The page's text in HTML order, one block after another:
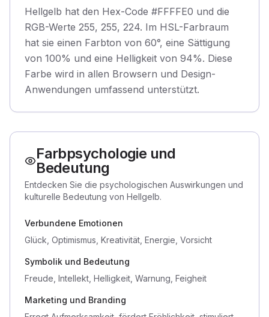
Hellgelb hat den Hex-Code #FFFFE0 und die
RGB-Werte 255, 255, 224. Im HSL-Farbraum
hat sie einen Farbton von 60°, eine Sättigung
von 100% und eine Helligkeit von 94%. Diese
Farbe wird in allen Browsern und Design-
Anwendungen umfassend unterstützt.
Farbpsychologie und
Bedeutung
Entdecken Sie die psychologischen Auswirkungen und
kulturelle Bedeutung von Hellgelb.
Verbundene Emotionen
Glück, Optimismus, Kreativität, Energie, Vorsicht
Symbolik und Bedeutung
Freude, Intellekt, Helligkeit, Warnung, Feigheit
Marketing und Branding